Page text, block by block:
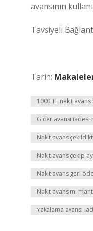
avansının
Tavsiyeli
Tarih:
1000 TL nakit
Gider avansı iadesi
Nakit avans
Nakit avans çekip
Nakit avans geri
Nakit avans mı
Yakalama avansı